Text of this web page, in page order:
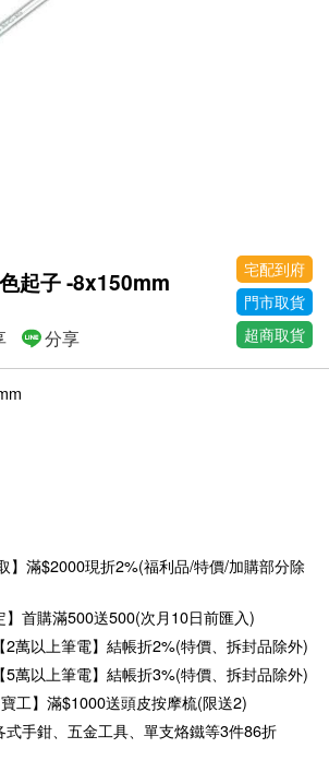
起子 -8x150mm
宅配到府
門市取貨
超商取貨
分享
】滿$2000現折2%(福利品/特價/加購部分除
】首購滿500送500(次月10日前匯入)
2萬以上筆電】結帳折2%(特價、拆封品除外)
5萬以上筆電】結帳折3%(特價、拆封品除外)
寶工】滿$1000送頭皮按摩梳(限送2)
式手鉗、五金工具、單支烙鐵等3件86折